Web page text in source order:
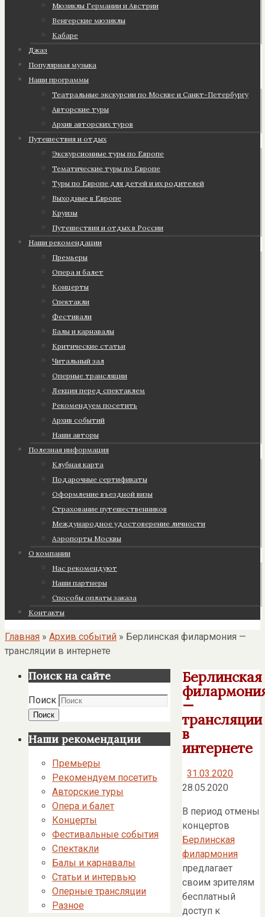
Мюзиклы Германии и Австрии
Венгерские мюзиклы
Кабаре
Джаз
Популярная музыка
Наши программы
Театральные экскурсии по Москве и Санкт-Петербургу
Авторские туры
Архив авторских туров
Путешествия и отдых
Экскурсионные туры по Европе
Тематические туры по Европе
Туры по Европе для детей и их родителей
Выходные в Европе
Круизы
Путешествия и отдых в России
Наши рекомендации
Премьеры
Опера и балет
Концерты
Спектакли
Фестивали
Балы и карнавалы
Критические статьи
Читальный зал
Оперные трансляции
Лекция перед спектаклем
Рекомендуем посетить
Архив событий
Наши авторы
Полезная информация
Клубная карта
Подарочные сертификаты
Оформление въездной визы
Страхование путешественников
Международное удостоверение личности
Аэропорты Москвы
О компании
Нас рекомендуют
Наши партнеры
Cпособы оплаты заказа
Контакты
Главная » Архив событий » Берлинская филармония —
трансляции в интернете
Берлинская
—
трансляции
в
интернете
31.03.2020
28.05.2020
В период отмены
концертов
Берлинская
филармония
предлагает
своим зрителям
бесплатный
доступ к
Поиск на сайте
Поиск
Поиск
Наши рекомендации
Премьеры
Рекомендуем посетить
Авторские туры
Опера и балет
Концерты
Фестивальные события
Спектакли
Балы и карнавалы
Статьи и интервью
Оперные трансляции
Разное